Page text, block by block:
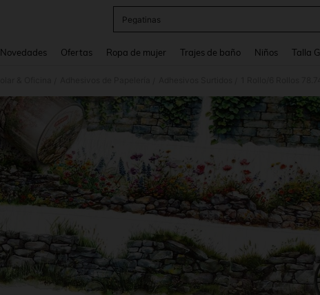
Pegatinas
Novedades Ofertas Ropa de mujer Trajes de baño Niños Talla